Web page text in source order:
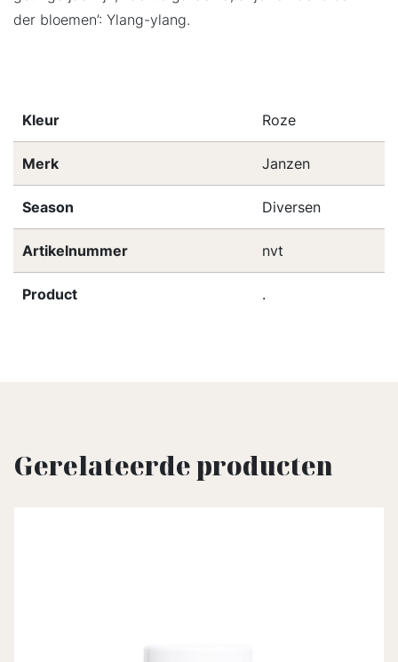
der bloemen’: Ylang-ylang.
Kleur Roze
Merk Janzen
Season Diversen
Artikelnummer nvt
Product .
Gerelateerde producten